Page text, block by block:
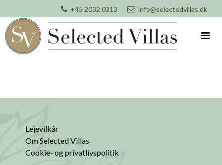
+45 2032 0313 info@selectedvillas.dk
Lejevilkår
Om Selected Villas
Cookie- og privatlivspolitik